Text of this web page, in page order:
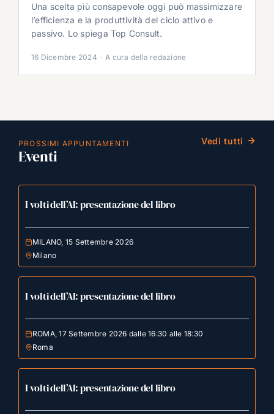
Una scelta più consapevole oggi può massimizzare
l’efficienza e la produttività del ciclo attivo e
passivo. Lo spiega Top Consult.
16 Dicembre 2024 · A cura della redazione
PROSSIMI APPUNTAMENTI
Eventi
Vedi tutti
I volti dell’AI: presentazione del libro
MILANO, 15 Settembre 2026
Milano
I volti dell’AI: presentazione del libro
ROMA, 17 Settembre 2026 dalle 16:30 alle 18:30
Roma
I volti dell’AI: presentazione del libro